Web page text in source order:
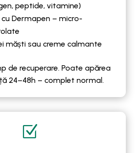
peptide, vitamine)
Dermapen – micro-
măști sau creme calmante
de recuperare. Poate apărea
24–48h – complet normal.
Z